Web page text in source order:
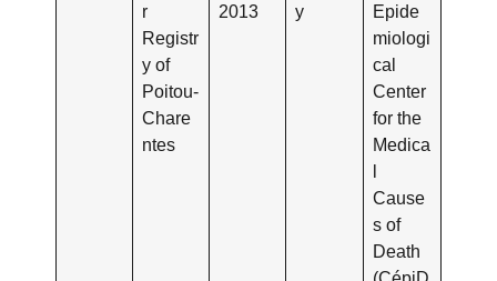
r
Registr
y of
Poitou-
Chare
ntes
2013
y
Epide
miologi
cal
Center
for the
Medica
Cause
s of
Death